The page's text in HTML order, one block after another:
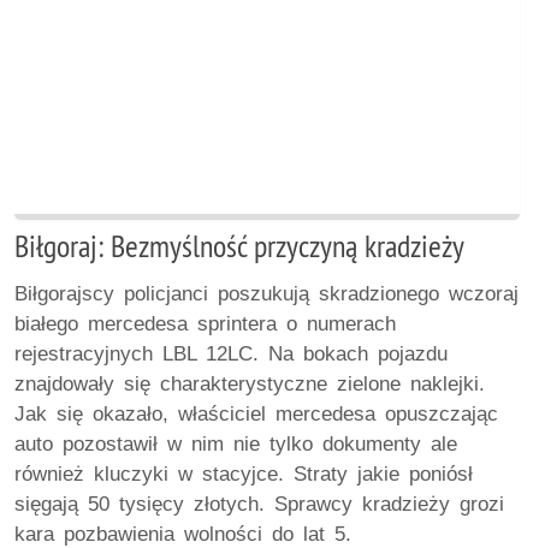
Biłgoraj: Bezmyślność przyczyną kradzieży
Biłgorajscy policjanci poszukują skradzionego wczoraj
białego mercedesa sprintera o numerach
rejestracyjnych LBL 12LC. Na bokach pojazdu
znajdowały się charakterystyczne zielone naklejki.
Jak się okazało, właściciel mercedesa opuszczając
auto pozostawił w nim nie tylko dokumenty ale
również kluczyki w stacyjce. Straty jakie poniósł
sięgają 50 tysięcy złotych. Sprawcy kradzieży grozi
kara pozbawienia wolności do lat 5.